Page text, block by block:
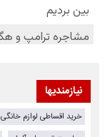
نیازمندیها
خرید اقساطی لوازم خانگی